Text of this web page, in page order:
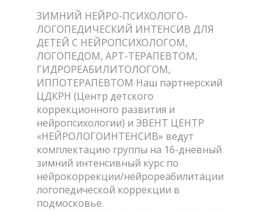
ЗИМНИЙ НЕЙРО-ПСИХОЛОГО-
ЛОГОПЕДИЧЕСКИЙ ИНТЕНСИВ ДЛЯ
ДЕТЕЙ С НЕЙРОПСИХОЛОГОМ,
ЛОГОПЕДОМ, АРТ-ТЕРАПЕВТОМ,
ГИДРОРЕАБИЛИТОЛОГОМ,
ИППОТЕРАПЕВТОМ Наш партнерский
ЦДКРН (Центр детского
коррекционного развития и
нейропсихологии) и ЭВЕНТ ЦЕНТР
«НЕЙРОЛОГОИНТЕНСИВ» ведут
комплектацию группы на 16-дневный
зимний интенсивный курс по
нейрокоррекции/нейрореабилитации
логопедической коррекции в
подмосковье.